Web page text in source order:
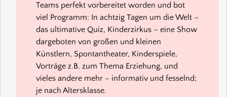
Teams perfekt vorbereitet worden und bot
viel Programm: In achtzig Tagen um die Welt –
das ultimative Quiz, Kinderzirkus – eine Show
dargeboten von großen und kleinen
Künstlern, Spontantheater, Kinderspiele,
Vorträge z.B. zum Thema Erziehung, und
vieles andere mehr – informativ und fesselnd;
je nach Altersklasse.